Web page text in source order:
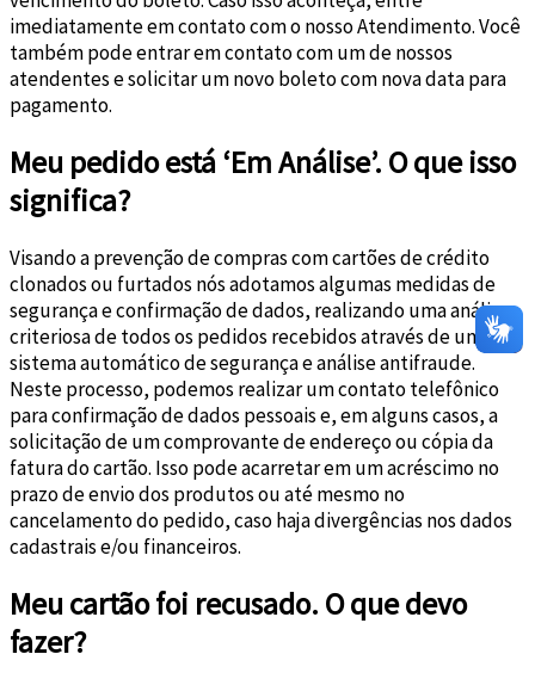
imediatamente em contato com o nosso Atendimento. Você
também pode entrar em contato com um de nossos
atendentes e solicitar um novo boleto com nova data para
pagamento.
Meu pedido está ‘Em Análise’. O que isso
significa?
Visando a prevenção de compras com cartões de crédito
clonados ou furtados nós adotamos algumas medidas de
segurança e confirmação de dados, realizando uma análise
criteriosa de todos os pedidos recebidos através de um
sistema automático de segurança e análise antifraude.
Neste processo, podemos realizar um contato telefônico
para confirmação de dados pessoais e, em alguns casos, a
solicitação de um comprovante de endereço ou cópia da
fatura do cartão. Isso pode acarretar em um acréscimo no
prazo de envio dos produtos ou até mesmo no
cancelamento do pedido, caso haja divergências nos dados
cadastrais e/ou financeiros.
Meu cartão foi recusado. O que devo
fazer?